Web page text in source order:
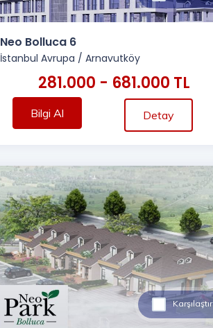
Neo Bolluca 6
İstanbul Avrupa / Arnavutköy
281.000 - 681.000 TL
Bilgi Al Detay
Karşılaştır